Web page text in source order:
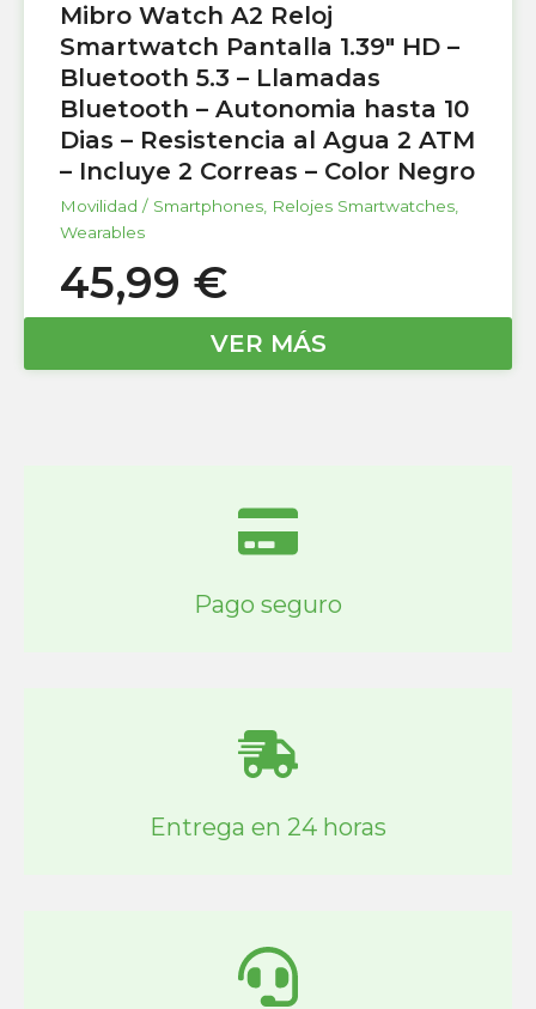
Mibro Watch A2 Reloj
Smartwatch Pantalla 1.39″ HD –
Bluetooth 5.3 – Llamadas
Bluetooth – Autonomia hasta 10
Dias – Resistencia al Agua 2 ATM
– Incluye 2 Correas – Color Negro
Movilidad / Smartphones, Relojes Smartwatches,
Wearables
45,99 €
VER MÁS
Pago seguro
Entrega en 24 horas